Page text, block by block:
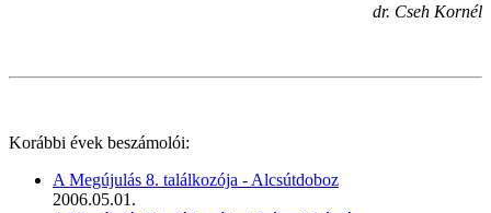
dr. Cseh Kornél
Korábbi évek beszámolói:
A Megújulás 8. találkozója - Alcsútdoboz
2006.05.01.